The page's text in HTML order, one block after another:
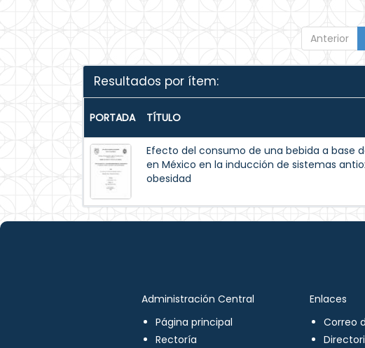
Anterior
Resultados por ítem:
PORTADA TÍTULO
Efecto del consumo de una bebida a base
en México en la inducción de sistemas
obesidad
Administración Central
Página principal
Rectoría
Enlaces
Correo